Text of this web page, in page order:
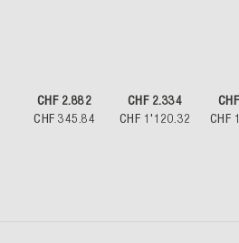
CHF 2.882
CHF 345.84
CHF 2.334
CHF 1'120.32
CHF